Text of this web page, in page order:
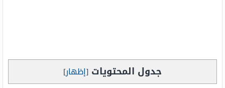
جدول المحتويات [إظهار]